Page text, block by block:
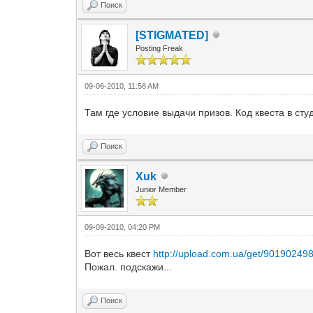
Поиск
[STIGMATED]
Posting Freak
09-06-2010, 11:56 AM
Там где условие выдачи призов. Код квеста в
Поиск
Xuk
Junior Member
09-09-2010, 04:20 PM
Вот весь квест http://upload.com.ua/get/
Пожал. подскажи...
Поиск